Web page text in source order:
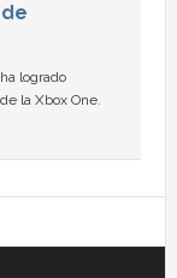
logrado
la Xbox One.